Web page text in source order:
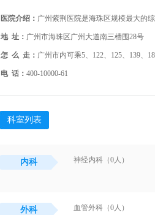
医院介绍：
地 址： 广州市海珠区广州大道南三槽围28号
怎 么 走：
电 话： 400-10000-61
科室列表
内科 神经内科（0人）
外科 血管外科（0人）